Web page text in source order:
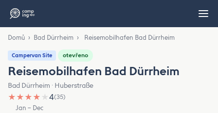
Domů › Bad Dürrheim › Reisemobilhafen Bad Dürrheim
Campervan Site otevřeno
Reisemobilhafen Bad Dürrheim
Bad Dürrheim · Huberstraße
★ ★ ★ ★ ★4(35)
Jan – Dec